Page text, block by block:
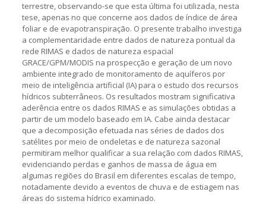
terrestre, observando-se que esta última foi utilizada, nesta
tese, apenas no que concerne aos dados de índice de área
foliar e de evapotranspiração. O presente trabalho investiga
a complementaridade entre dados de natureza pontual da
rede RIMAS e dados de natureza espacial
GRACE/GPM/MODIS na prospecção e geração de um novo
ambiente integrado de monitoramento de aquíferos por
meio de inteligência artificial (IA) para o estudo dos recursos
hídricos subterrâneos. Os resultados mostram significativa
aderência entre os dados RIMAS e as simulações obtidas a
partir de um modelo baseado em IA. Cabe ainda destacar
que a decomposição efetuada nas séries de dados dos
satélites por meio de ondeletas e de natureza sazonal
permitiram melhor qualificar a sua relação com dados RIMAS,
evidenciando perdas e ganhos de massa de água em
algumas regiões do Brasil em diferentes escalas de tempo,
notadamente devido a eventos de chuva e de estiagem nas
áreas do sistema hídrico examinado.